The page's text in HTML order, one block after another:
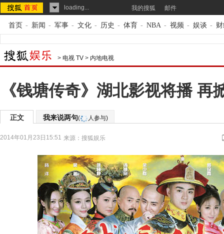
loading... 我的搜狐 邮件
首页 - 新闻 - 军事 - 文化 - 历史 - 体育 - NBA - 视频 - 娱谈 -
> 电视 TV > 内地电视
《钱塘传奇》湖北影视将播 再
正文 我来说两句( 人参与)
2014年01月23日15:51 来源： 搜狐娱乐